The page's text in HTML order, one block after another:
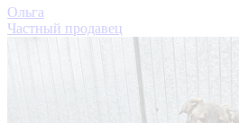
Ольга
Частный продавец